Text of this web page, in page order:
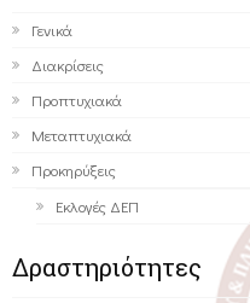
Γενικά
Διακρίσεις
Προπτυχιακά
Μεταπτυχιακά
Προκηρύξεις
Εκλογές ΔΕΠ
Δραστηριότητες